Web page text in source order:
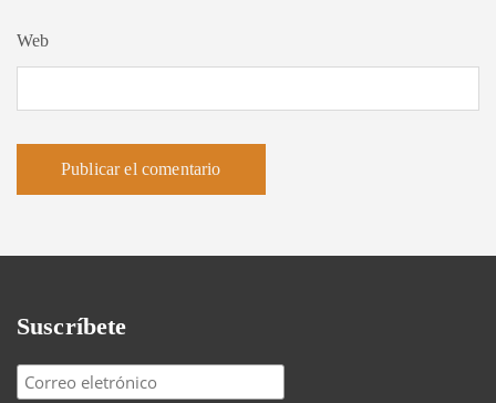
Web
Suscríbete